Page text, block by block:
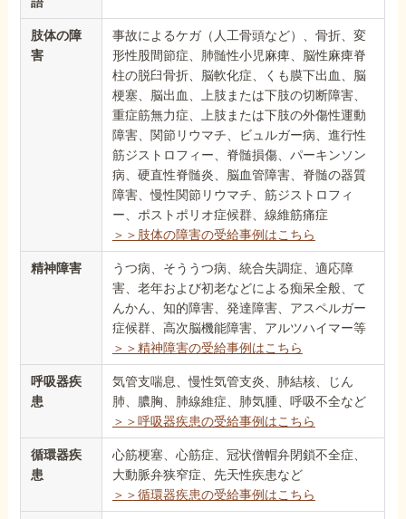
肢体の障
害
事故によるケガ（人工骨頭など）、骨折、変
形性股間節症、肺髄性小児麻痺、脳性麻痺脊
柱の脱臼骨折、脳軟化症、くも膜下出血、脳
梗塞、脳出血、上肢または下肢の切断障害、
重症筋無力症、上肢または下肢の外傷性運動
障害、関節リウマチ、ビュルガー病、進行性
筋ジストロフィー、脊髄損傷、パーキンソン
病、硬直性脊髄炎、脳血管障害、脊髄の器質
障害、慢性関節リウマチ、筋ジストロフィ
ー、ポストポリオ症候群、線維筋痛症
＞＞肢体の障害の受給事例はこちら
精神障害
うつ病、そううつ病、統合失調症、適応障
害、老年および初老などによる痴呆全般、て
んかん、知的障害、発達障害、アスペルガー
症候群、高次脳機能障害、アルツハイマー等
＞＞精神障害の受給事例はこちら
呼吸器疾
患
気管支喘息、慢性気管支炎、肺結核、じん
肺、膿胸、肺線維症、肺気腫、呼吸不全など
＞＞呼吸器疾患の受給事例はこちら
循環器疾
患
心筋梗塞、心筋症、冠状僧帽弁閉鎖不全症、
大動脈弁狭窄症、先天性疾患など
＞＞循環器疾患の受給事例はこちら